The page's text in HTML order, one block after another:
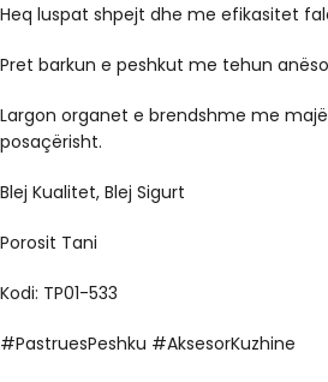
Heq luspat shpejt dhe me efikasitet
Pret barkun e peshkut me tehun
Largon organet e brendshme me
posaçërisht.
Blej Kualitet, Blej Sigurt
Porosit Tani
Kodi: TP01-533
#PastruesPeshku #AksesorKuzhine